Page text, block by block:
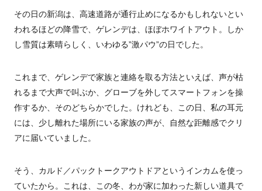
その日の新潟は、高速道路が通行止めになるかもしれないとい
われるほどの降雪で、ゲレンデは、ほぼホワイトアウト。しか
し雪質は素晴らしく、いわゆる”激パウ”の日でした。
これまで、ゲレンデで家族と連絡を取る方法といえば、声が枯
れるまで大声で叫ぶか、グローブを外してスマートフォンを操
作するか、そのどちらかでした。けれども、この日、私の耳元
には、少し離れた場所にいる家族の声が、自然な距離感でクリ
アに届いていました。
そう、カルド／パックトークアウトドアというインカムを使っ
ていたから。これは、この冬、わが家に加わった新しい道具で